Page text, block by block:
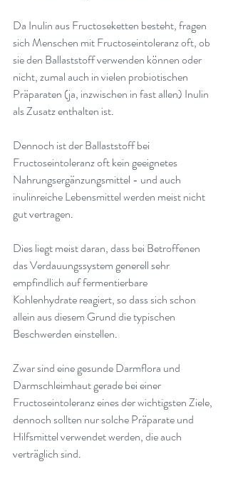
Da Inulin aus Fructoseketten besteht, fragen
sich Menschen mit Fructoseintoleranz oft, ob
sie den Ballaststoff verwenden können oder
nicht, zumal auch in vielen probiotischen
Präparaten (ja, inzwischen in fast allen) Inulin
als Zusatz enthalten ist.
Dennoch ist der Ballaststoff bei
Fructoseintoleranz oft kein geeignetes
Nahrungsergänzungsmittel - und auch
inulinreiche Lebensmittel werden meist nicht
gut vertragen.
Dies liegt meist daran, dass bei Betroffenen
das Verdauungssystem generell sehr
empfindlich auf fermentierbare
Kohlenhydrate reagiert, so dass sich schon
allein aus diesem Grund die typischen
Beschwerden einstellen.
Zwar sind eine gesunde Darmflora und
Darmschleimhaut gerade bei einer
Fructoseintoleranz eines der wichtigsten Ziele,
dennoch sollten nur solche Präparate und
Hilfsmittel verwendet werden, die auch
verträglich sind.